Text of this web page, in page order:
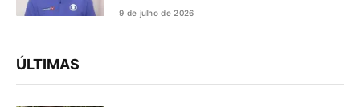
9 de julho de 2026
ÚLTIMAS